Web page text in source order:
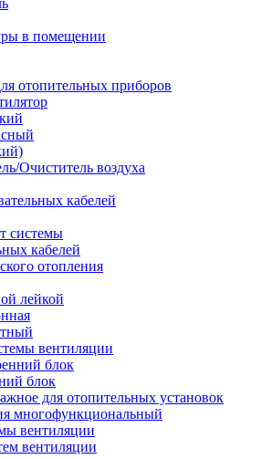
в помещении
отопительных приборов
Очиститель воздуха
кабелей
системы
кабелей
отопления
лейкой
вентиляции
блок
блок
для отопительных установок
многофункциональный
вентиляции
вентиляции